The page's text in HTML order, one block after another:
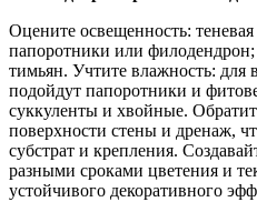
Оцените освещенность:
папоротники или
тимьян. Учтите влажность:
подойдут папоротники и
суккуленты и хвойные.
поверхности стены и дренаж,
субстрат и крепления.
разными сроками цветения и
устойчивого декоративного